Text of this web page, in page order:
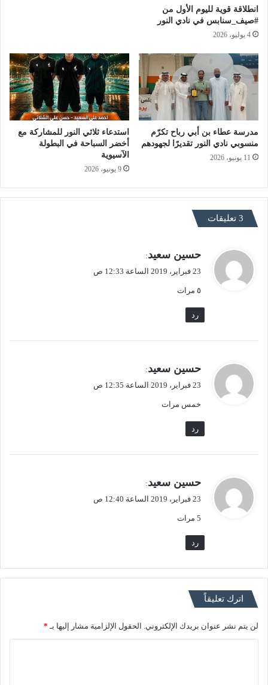
انطلاقة قوية لليوم الأول من
#صيف_سنابس في نادي النور
4 يوليو، 2026
مدرسة عطاء بن أبي رباح تكرّم
منسوبي نادي النور تقديرًا لجهودهم
11 يونيو، 2026
استدعاء ثلاثي النور للمشاركة مع
أخضر السباحة في البطولة
الآسيوية
9 يونيو، 2026
‫3 تعليقات
ي
ل
حسين سعيد:
23 فبراير، 2019 الساعة 12:33 ص
٥ مرات
رد
ي
ل
حسين سعيد:
23 فبراير، 2019 الساعة 12:35 ص
خمس مرات
رد
ي
ل
حسين سعيد:
23 فبراير، 2019 الساعة 12:40 ص
5 مرات
رد
اترك تعليقاً
لن يتم نشر عنوان بريدك الإلكتروني. الحقول الإلزامية مشار إليها بـ *